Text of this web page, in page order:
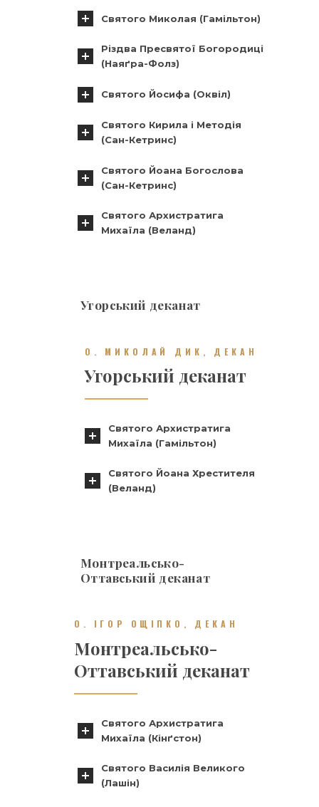
Святого Миколая (Гамільтон)
Різдва Пресвятої Богородиці
(Наяґра-Фолз)
Святого Йосифа (Оквіл)
Святого Кирила і Методія
(Сан-Кетринс)
Святого Йоана Богослова
(Сан-Кетринс)
Святого Архистратига
Михаїла (Веланд)
Угорський деканат
О. МИКОЛАЙ ДИК, ДЕКАН
Угорський деканат
Святого Архистратига
Михаїла (Гамільтон)
Святого Йоана Хрестителя
(Веланд)
Монтреальсько-
Оттавський деканат
О. ІГОР ОЩІПКО, ДЕКАН
Монтреальсько-
Оттавський деканат
Святого Архистратига
Михаїла (Кінґстон)
Святого Василія Великого
(Лашін)